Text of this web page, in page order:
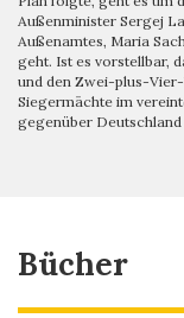
Außenminister Sergej
Außenamtes, Maria
geht. Ist es vorstellbar,
und den Zwei-plus-
Siegermächte im
gegenüber
Bücher